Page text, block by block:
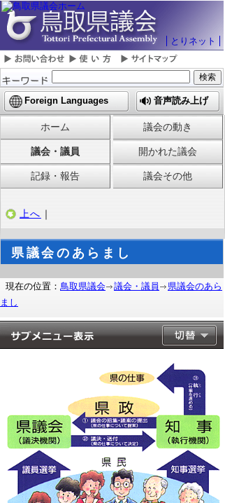
とりネット
Foreign Languages 音声読み上げ
ホーム 議会の動き
議会・議員 開かれた議会
記録・報告 議会その他
上へ ｜
県議会のあらまし
現在の位置： 鳥取県議会 議会・議員
県議会のあら
まし